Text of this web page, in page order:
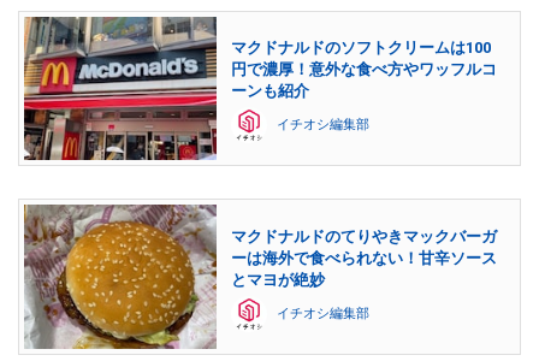
マクドナルドのソフトクリームは100
円で濃厚！意外な食べ方やワッフルコ
ーンも紹介
イチオシ編集部
マクドナルドのてりやきマックバーガ
ーは海外で食べられない！甘辛ソース
とマヨが絶妙
イチオシ編集部